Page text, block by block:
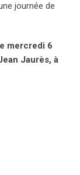
journée de
mercredi 6
Jaurès, à